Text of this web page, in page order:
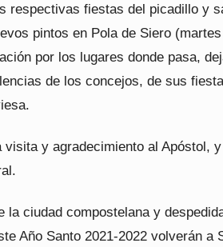
respectivas fiestas del picadillo y
pintos en Pola de Siero
por los lugares donde pasa,
de los concejos, de sus
y agradecimiento al Apóstol,
la ciudad compostelana y
Año Santo 2021-2022 volverán a